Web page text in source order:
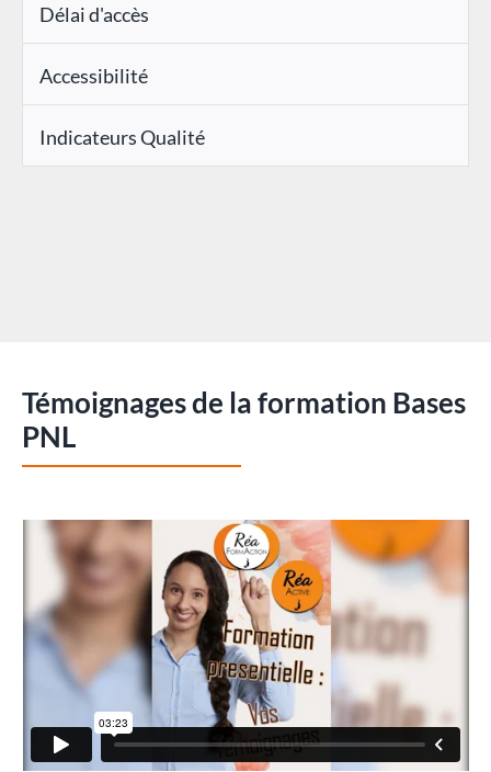
Délai d'accès
Accessibilité
Indicateurs Qualité
Témoignages de la formation Bases
PNL